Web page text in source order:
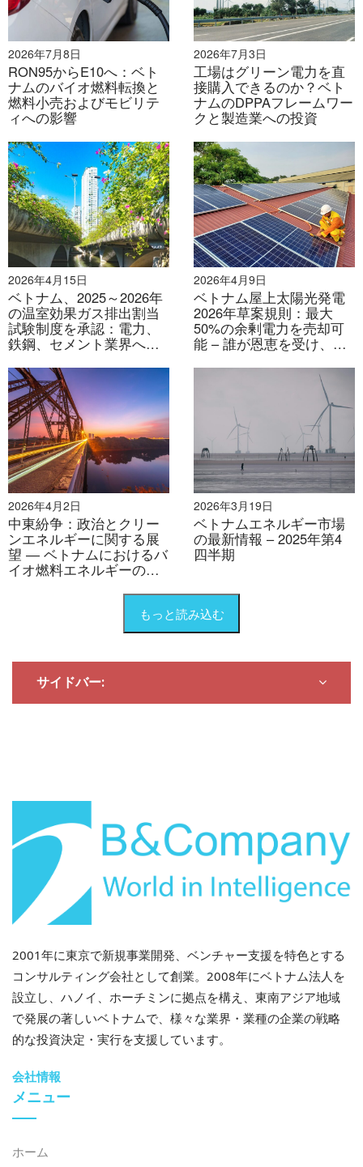
は電力不足に対処するため、石炭火力や原子力など、よ
り現実的なエネルギー源を積極的に検討している。この
ため、再生可能エネルギーマスタープランの実施に関す
る効果的な政策の問題は依然として疑問が残る。しか
し、多くの機器供給会社は、実際の進展があるかどうか
について懸念を表明している。外国企業は、あまり期待
していないものの、政府が低金利ローン、助成金など、
国内外の資本投資を誘致するメカニズムをどのように構
築できるかを楽しみにしているようだ。
B&カンパニー
2026年7月8日
RON95からE10へ：ベト
ナムのバイオ燃料転換と
燃料小売およびモビリテ
ィへの影響
2026年7月3日
工場はグリーン電力を直
接購入できるのか？ベト
ナムのDPPAフレームワー
クと製造業への投資
2026年4月15日
ベトナム、2025～2026年
の温室効果ガス排出割当
試験制度を承認：電力、
鉄鋼、セメント業界への
2026年4月9日
ベトナム屋上太陽光発電
2026年草案規則：最大
50%の余剰電力を売却可
能 – 誰が恩恵を受け、今
2026年4月2日
中東紛争：政治とクリー
ンエネルギーに関する展
望 ― ベトナムにおけるバ
イオ燃料エネルギーの黄
2026年3月19日
ベトナムエネルギー市場
の最新情報 – 2025年第4
四半期
もっと読み込む
サイドバー:
2001年に東京で新規事業開発、ベンチャー支援を特色とする
コンサルティング会社として創業。2008年にベトナム法人を
設立し、ハノイ、ホーチミンに拠点を構え、東南アジア地域
で発展の著しいベトナムで、様々な業界・業種の企業の戦略
的な投資決定・実行を支援しています。
会社情報
メニュー
ホーム